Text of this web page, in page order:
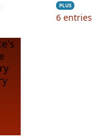
PLUS
6 entries